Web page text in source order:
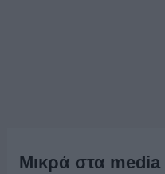
Μικρά στα media